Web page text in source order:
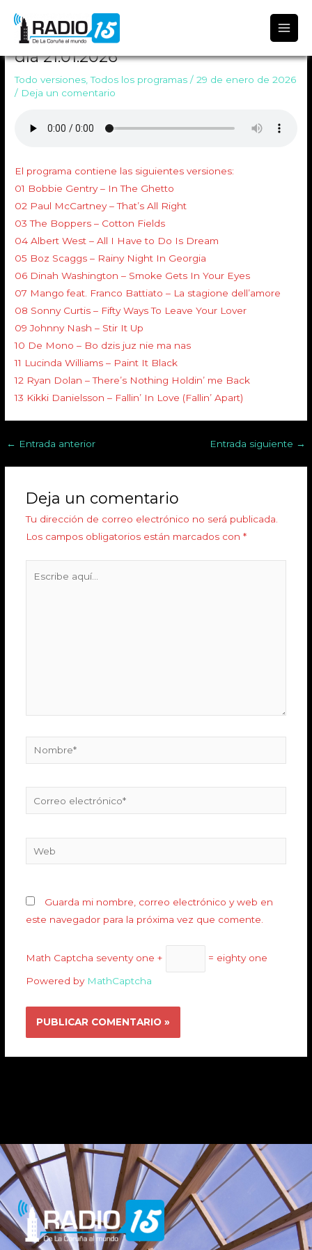
TODO VERSIONES 2069 Emitido el
día 21.01.2026
Todo versiones ,Todos los programas /29 de enero de 2026
/ Deja un comentario
El programa contiene las siguientes versiones:
01 Bobbie Gentry – In The Ghetto
02 Paul McCartney – That’s All Right
03 The Boppers – Cotton Fields
04 Albert West – All I Have to Do Is Dream
05 Boz Scaggs – Rainy Night In Georgia
06 Dinah Washington – Smoke Gets In Your Eyes
07 Mango feat. Franco Battiato – La stagione dell’amore
08 Sonny Curtis – Fifty Ways To Leave Your Lover
09 Johnny Nash – Stir It Up
10 De Mono – Bo dzis juz nie ma nas
11 Lucinda Williams – Paint It Black
12 Ryan Dolan – There’s Nothing Holdin’ me Back
13 Kikki Danielsson – Fallin’ In Love (Fallin’ Apart)
← Entrada anterior Entrada siguiente →
Deja un comentario
Tu dirección de correo electrónico no será publicada.
Los campos obligatorios están marcados con *
Guarda mi nombre, correo electrónico y web en
este navegador para la próxima vez que comente.
Math Captcha seventy one + = eighty one
Powered by MathCaptcha